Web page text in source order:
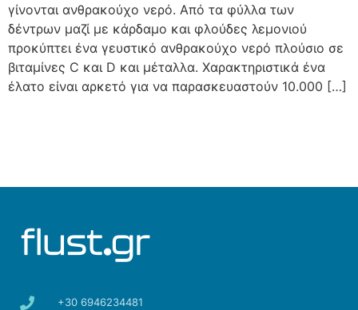
γίνονται ανθρακούχο νερό. Από τα φύλλα των
δέντρων μαζί με κάρδαμο και φλούδες λεμονιού
προκύπτει ένα γευστικό ανθρακούχο νερό πλούσιο σε
βιταμίνες C και D και μέταλλα. Χαρακτηριστικά ένα
έλατο είναι αρκετό για να παρασκευαστούν 10.000 […]
+30 6946234481